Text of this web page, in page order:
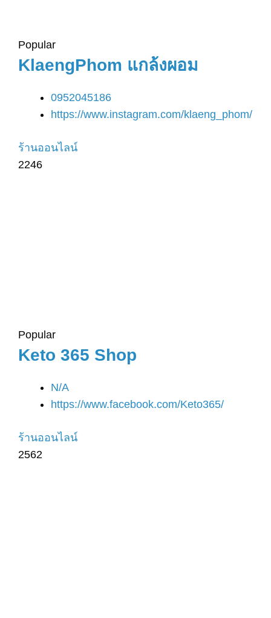
Popular
KlaengPhom แกล้งผอม
0952045186
https://www.instagram.com/klaeng_phom/
ร้านออนไลน์
2246
Popular
Keto 365 Shop
N/A
https://www.facebook.com/Keto365/
ร้านออนไลน์
2562